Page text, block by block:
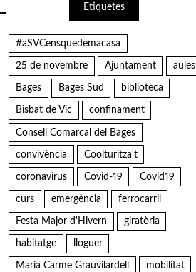
Etiquetes
#aSVCensquedemacasa
25 de novembre Ajuntament aules
Bages Bages Sud biblioteca
Bisbat de Vic confinament
Consell Comarcal del Bages
convivència Coolturitza't
coronavirus Covid-19 Covid19
curs emergència ferrocarril
Festa Major d'Hivern giratòria
habitatge lloguer
Maria Carme Grauvilardell mobilitat